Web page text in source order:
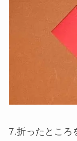
7.折ったところ